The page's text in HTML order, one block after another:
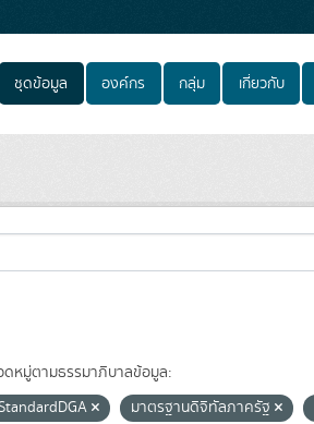
ชุดข้อมูล องค์กร กลุ่ม เกี่ยวกับ
ดหมู่ตามธรรมาภิบาลข้อมูล:
มาตรฐานดิจิทัลภาครัฐ